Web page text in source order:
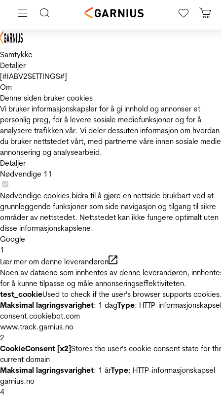
Samtykke
Detaljer
[#IABV2SETTINGS#]
Om
Denne siden bruker cookies
Vi bruker informasjonskapsler for å gi innhold og annonser et
personlig preg, for å levere sosiale mediefunksjoner og for å
analysere trafikken vår. Vi deler dessuten informasjon om hvordan
du bruker nettstedet vårt, med partnerne våre innen sosiale
annonsering og analysearbeid.
Detaljer
Nødvendige 11
Nødvendige cookies bidra til å gjøre en nettside brukbart ved at
grunnleggende funksjoner som side navigasjon og tilgang til sikre
områder av nettstedet. Nettstedet kan ikke fungere optimalt uten
disse informasjonskapslene.
Google
1
Lær mer om denne leverandøren
Noen av dataene som innhentes av denne leverandøren,
for å kunne tilpasse og måle annonseringseffektiviteten.
test_cookieUsed to check if the user's browser supports
Maksimal lagringsvarighet: 1 dagType: HTTP-informasjonskapsel
consent.cookiebot.com
www.track.garnius.no
2
CookieConsent [x2]Stores the user's cookie consent state for
current domain
Maksimal lagringsvarighet: 1 årType: HTTP-informasjonskapsel
garnius.no
4